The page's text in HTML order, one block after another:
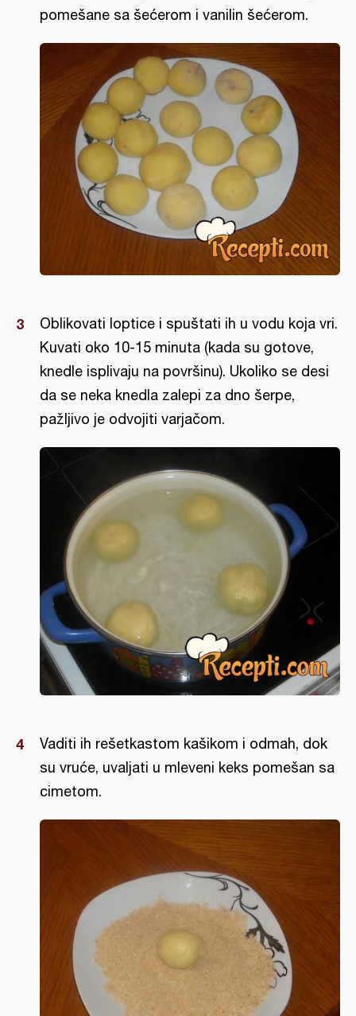
pomešane sa šećerom i vanilin šećerom.
Oblikovati loptice i spuštati ih u vodu koja vri.
Kuvati oko 10-15 minuta (kada su gotove,
knedle isplivaju na površinu). Ukoliko se desi
da se neka knedla zalepi za dno šerpe,
pažljivo je odvojiti varjačom.
Vaditi ih rešetkastom kašikom i odmah, dok
su vruće, uvaljati u mleveni keks pomešan sa
cimetom.